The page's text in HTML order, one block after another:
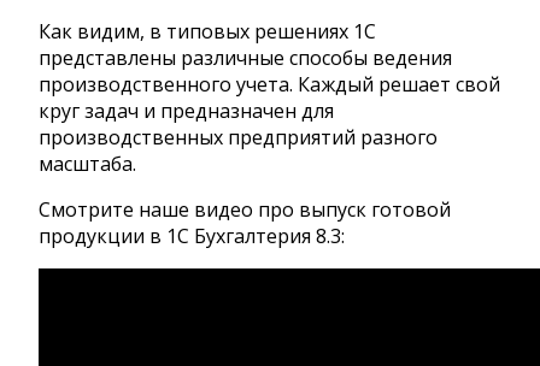
Как видим, в типовых решениях 1С
представлены различные способы ведения
производственного учета. Каждый решает свой
круг задач и предназначен для
производственных предприятий разного
масштаба.
Смотрите наше видео про выпуск готовой
продукции в 1С Бухгалтерия 8.3: